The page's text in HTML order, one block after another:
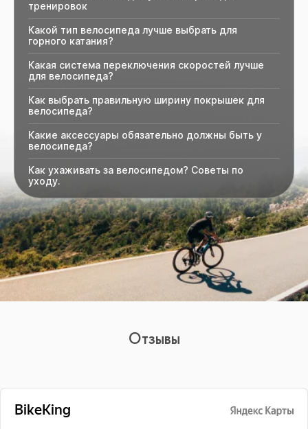
тренировок
Какой тип велосипеда лучше выбрать для
горного катания?
Какая система переключения скоростей лучше
для велосипеда?
Как выбрать правильную ширину покрышек для
велосипеда?
Какие аксессуары обязательно должны быть у
велосипеда?
Как ухаживать за велосипедом? Советы по
уходу.
Отзывы